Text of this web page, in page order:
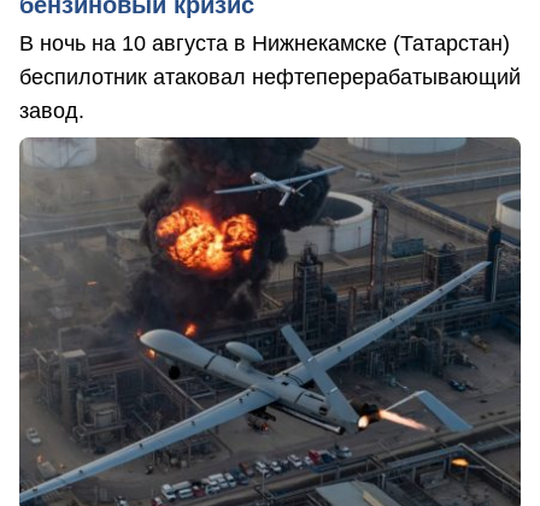
В ночь на 10 августа в Нижнекамске (Татарстан)
беспилотник атаковал нефтеперерабатывающий
завод.